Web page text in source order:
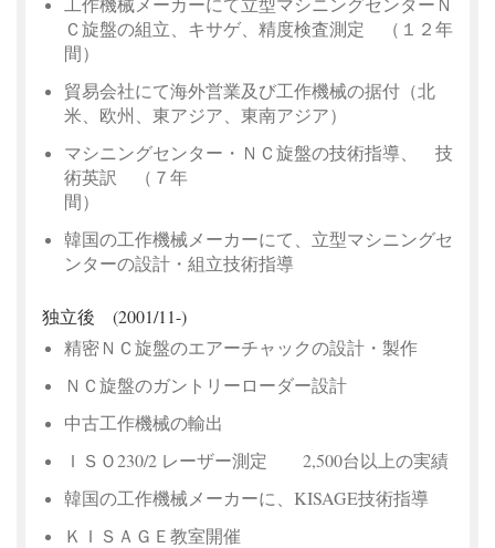
Ｃ旋盤の組立、 キサゲ、精度検査測定 （１２年
間）
貿易会社にて海外営業及び工作機械の据付（北
米、欧州、 東アジア、東南アジア）
マシニングセンター・ＮＣ旋盤の技術指導、 技
術英訳 （７年
間）
韓国の工作機械メーカーにて、 立型マシニングセ
ンターの設計・組立技術指導
独立後 (2001/11-)
精密ＮＣ旋盤のエアーチャックの設計・製作
ＮＣ旋盤のガントリーローダー設計
中古工作機械の輸出
ＩＳＯ230/2 レーザー測定 2,500台以上の実績
韓国の工作機械メーカーに、KISAGE技術指導
ＫＩＳＡＧＥ教室開催